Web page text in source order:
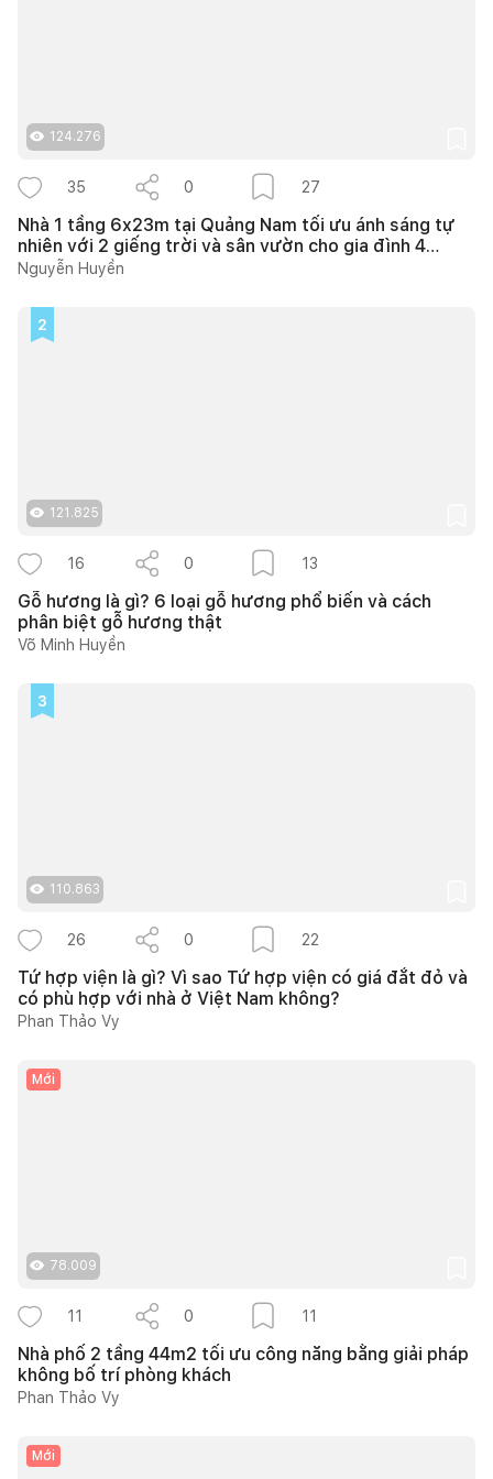
124.276
35 0 27
Nhà 1 tầng 6x23m tại Quảng Nam tối ưu ánh sáng tự
nhiên với 2 giếng trời và sân vườn cho gia đình 4
người
Nguyễn Huyền
2
121.825
16 0 13
Gỗ hương là gì? 6 loại gỗ hương phổ biến và cách
phân biệt gỗ hương thật
Võ Minh Huyền
3
110.863
26 0 22
Tứ hợp viện là gì? Vì sao Tứ hợp viện có giá đắt đỏ và
có phù hợp với nhà ở Việt Nam không?
Phan Thảo Vy
Mới
78.009
11 0 11
Nhà phố 2 tầng 44m2 tối ưu công năng bằng giải pháp
không bố trí phòng khách
Phan Thảo Vy
Mới